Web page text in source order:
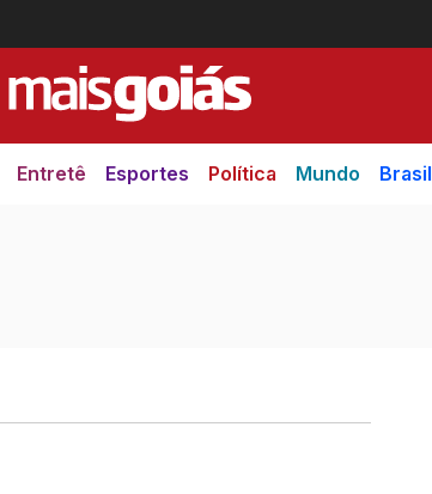
Entretê Esportes Política Mundo Brasil